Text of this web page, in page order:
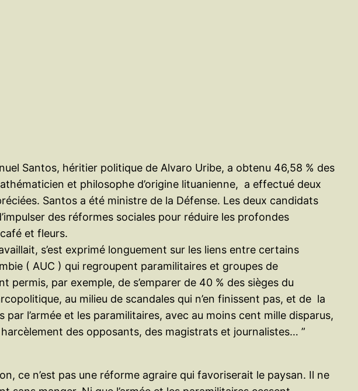
Santos, héritier politique de Alvaro Uribe, a obtenu 46,58 % des
et philosophe d’origine lituanienne, a effectué deux
Santos a été ministre de la Défense. Les deux candidats
des réformes sociales pour réduire les profondes
et fleurs.
s’est exprimé longuement sur les liens entre certains
( AUC ) qui regroupent paramilitaires et groupes de
par exemple, de s’emparer de 40 % des sièges du
au milieu de scandales qui n’en finissent pas, et de la
l’armée et les paramilitaires, avec au moins cent mille disparus,
des opposants, des magistrats et journalistes… ”
ce n’est pas une réforme agraire qui favoriserait le paysan. Il ne